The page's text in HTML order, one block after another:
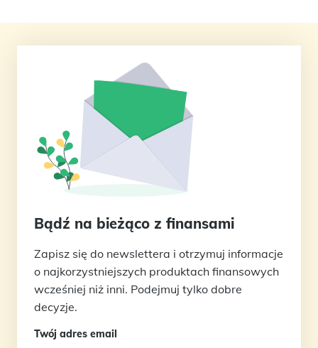
Bądź na bieżąco z finansami
Zapisz się do newslettera i otrzymuj informacje
o najkorzystniejszych produktach finansowych
wcześniej niż inni. Podejmuj tylko dobre
decyzje.
Twój adres email